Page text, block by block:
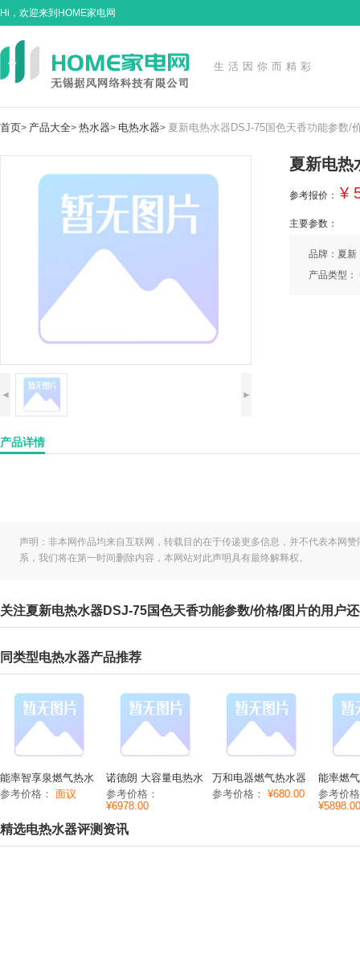
Hi，欢迎来到HOME家电网
生活因你而精彩
首页> 产品大全> 热水器> 电热水器> 夏新电热水器DSJ-75国色天香功能参数/
►
◄
夏新电热
参考报价： ¥
主要参数：
品牌：夏新
产品类型：
产品详情
声明：非本网作品均来自互联网，转载目的在于传递更多信息，并不代表本网
系，我们将在第一时间删除内容，本网站对此声明具有最终解释权。
关注夏新电热水器DSJ-75国色天香功能参数/价格/图片的用户
同类型电热水器产品推荐
能率智享泉燃气热水
器GQ-16D2AFE功能
参数/价格/图片
参考价格： 面议
诺德朗 大容量电热水
器EDY150/200/300
功能参数/价格/图片
参考价格：
¥6978.00
万和电器燃气热水器
JSQ16-8B(Q8B20)功
能参数/价格/图片
参考价格： ¥680.00
能率燃
JSQ31-
价格/图
参考价
¥5898.00
精选电热水器评测资讯